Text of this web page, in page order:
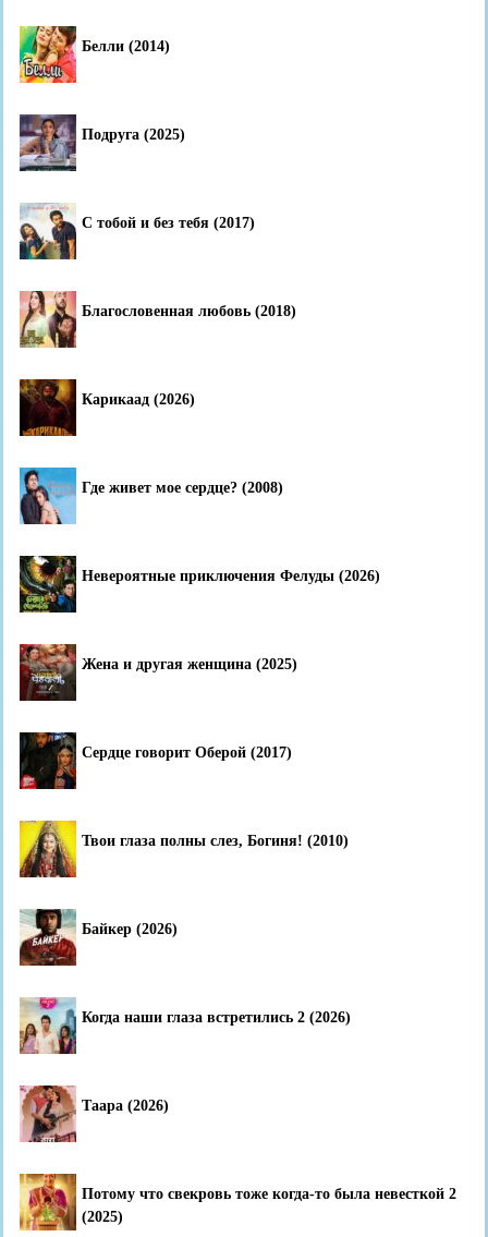
Белли (2014)
Подруга (2025)
С тобой и без тебя (2017)
Благословенная любовь (2018)
Карикаад (2026)
Где живет мое сердце? (2008)
Невероятные приключения Фелуды (2026)
Жена и другая женщина (2025)
Сердце говорит Оберой (2017)
Твои глаза полны слез, Богиня! (2010)
Байкер (2026)
Когда наши глаза встретились 2 (2026)
Таара (2026)
Потому что свекровь тоже когда-то была невесткой 2
(2025)